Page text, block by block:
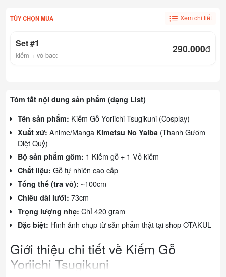
TÙY CHỌN MUA Xem chi tiết
Set #1
kiếm + vỏ bao:
290.000đ
Tóm tắt nội dung sản phẩm (dạng List)
Tên sản phẩm: Kiếm Gỗ Yoriichi Tsugikuni (Cosplay)
Xuất xứ: Anime/Manga Kimetsu No Yaiba (Thanh Gươm
Diệt Quỷ)
Bộ sản phẩm gồm: 1 Kiếm gỗ + 1 Vỏ kiếm
Chất liệu: Gỗ tự nhiên cao cấp
Tổng thể (tra vỏ): ~100cm
Chiều dài lưỡi: 73cm
Trọng lượng nhẹ: Chỉ 420 gram
Đặc biệt: Hình ảnh chụp từ sản phẩm thật tại shop OTAKUL
Giới thiệu chi tiết về Kiếm Gỗ
Yoriichi Tsugikuni